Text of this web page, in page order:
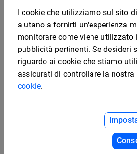
I cookie che utilizziamo sul sito
aiutano a fornirti un'esperienza
monitorare come viene utilizzato
pubblicità pertinenti. Se desideri
riguardo ai cookie che stiamo
assicurati di controllare la nostra
cookie.